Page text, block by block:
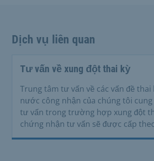
Dịch vụ liên quan
Tư vấn về xung đột thai kỳ
Trung tâm tư vấn về các vấn đề thai
nước công nhận của chúng tôi cung
tư vấn trong trường hợp xung đột
chứng nhận tư vấn sẽ được cấp